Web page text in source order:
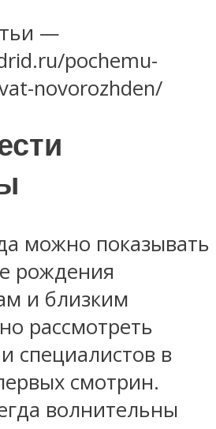
—
pochemu-
novorozhden/
можно показывать
рождения
и близким
рассмотреть
специалистов в
смотрин.
волнительны